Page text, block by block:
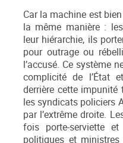
Car la machine est
la même manière :
leur hiérarchie, ils
pour outrage ou
l’accusé. Ce système
complicité de l’État
derrière cette
les syndicats policiers
par l’extrême droite.
fois porte-serviette
politiques et